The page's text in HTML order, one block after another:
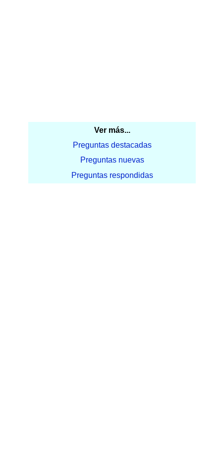
Ver más...
Preguntas destacadas
Preguntas nuevas
Preguntas respondidas